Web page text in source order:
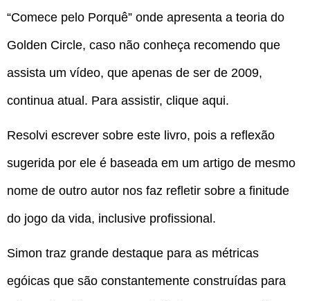
“Comece pelo Porquê” onde apresenta a teoria do
Golden Circle, caso não conheça recomendo que
assista um vídeo, que apenas de ser de 2009,
continua atual. Para assistir, clique aqui.
Resolvi escrever sobre este livro, pois a reflexão
sugerida por ele é baseada em um artigo de mesmo
nome de outro autor nos faz refletir sobre a finitude
do jogo da vida, inclusive profissional.
Simon traz grande destaque para as métricas
egóicas que são constantemente construídas para